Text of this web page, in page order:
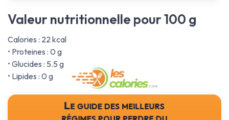
Valeur nutritionnelle pour 100 g
Calories : 22 kcal
• Proteines : 0 g
• Glucides : 5.5 g
• Lipides : 0 g
Le guide des meilleurs
régimes pour perdre du